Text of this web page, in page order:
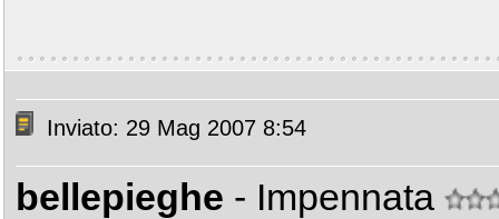
Inviato: 29 Mag 2007 8:54
bellepieghe - Impennata